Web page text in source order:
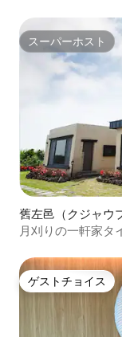
スーパーホスト
スーパーホスト
舊左邑（クジャウ
月刈りの一軒家タ
ゲストチョイス
ゲストチョイス